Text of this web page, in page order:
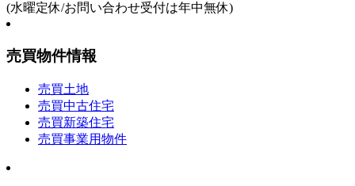
(水曜定休/お問い合わせ受付は年中無休)
売買物件情報
売買土地
売買中古住宅
売買新築住宅
売買事業用物件